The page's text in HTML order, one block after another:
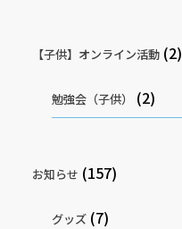
【子供】オンライン活動(2)
勉強会（子供） (2)
お知らせ (157)
グッズ (7)